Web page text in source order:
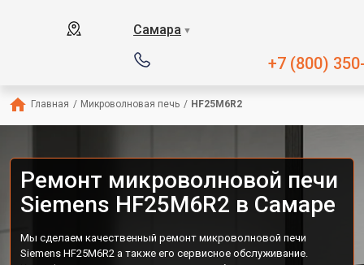
Самара ▼
+7 (800)
Главная / Микроволновая печь / HF25M6R2
Ремонт микроволновой печи
Siemens HF25M6R2 в Самаре
Мы сделаем качественный ремонт микроволновой печи
Siemens HF25M6R2 а также его сервисное обслуживание.